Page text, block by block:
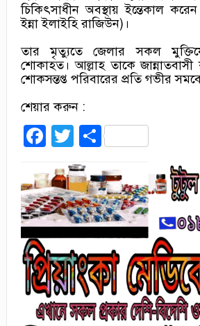
চিকিৎসাধীন অবস্থায় ইন্তেকাল করেন
ইন্না ইলাইহি রাজিউন)।
তার মৃত্যুতে জেলার সকল
শোকাহত। আল্লাহ তাকে জান্নাতবাসী
শোকসন্তপ্ত পরিবারের প্রতি গভীর
শেয়ার করুন :
Facebook
Twitter
Share